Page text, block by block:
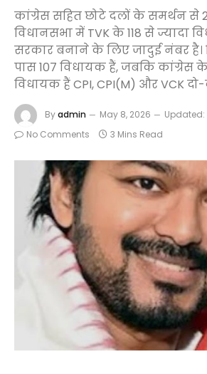
कांग्रेस सहित छोटे दलों के समर्थन से
विधानसभा में TVK के 118 से ज्यादा
सरकार बनाने के लिए जादुई नंबर है।
पास 107 विधायक हैं, जबकि कांग्रेस
विधायक हैं CPI, CPI(M) और VCK
Byadmin May 8, 2026 Updated:
No Comments
3 Mins Read